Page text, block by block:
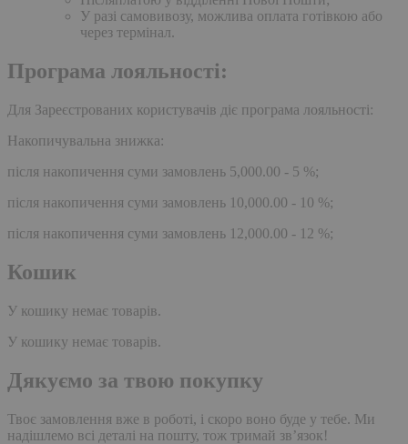
У разі самовивозу, можлива оплата готівкою або
через термінал.
Програма лояльності:
Для Зареєстрованих користувачів діє програма лояльності:
Накопичувальна знижка:
після накопичення суми замовлень 5,000.00 - 5 %;
після накопичення суми замовлень 10,000.00 - 10 %;
після накопичення суми замовлень 12,000.00 - 12 %;
Кошик
У кошику немає товарів.
У кошику немає товарів.
Дякуємо за твою покупку
Твоє замовлення вже в роботі, і скоро воно буде у тебе. Ми
надішлемо всі деталі на пошту, тож тримай зв’язок!